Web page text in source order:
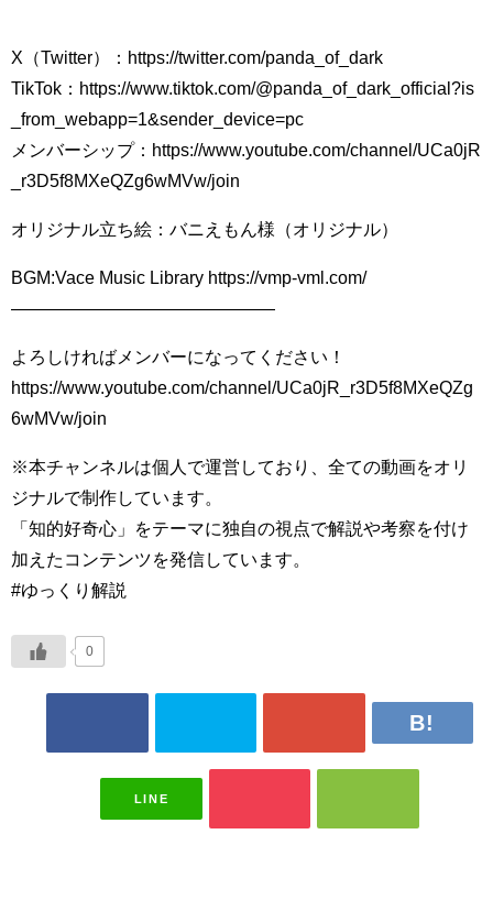
X（Twitter）：https://twitter.com/panda_of_dark
TikTok：https://www.tiktok.com/@panda_of_dark_official?is
_from_webapp=1&sender_device=pc
メンバーシップ：https://www.youtube.com/channel/UCa0jR
_r3D5f8MXeQZg6wMVw/join
オリジナル立ち絵：バニえもん様（オリジナル）
BGM:Vace Music Library https://vmp-vml.com/
———————————————
よろしければメンバーになってください！
https://www.youtube.com/channel/UCa0jR_r3D5f8MXeQZg
6wMVw/join
※本チャンネルは個人で運営しており、全ての動画をオリ
ジナルで制作しています。
「知的好奇心」をテーマに独自の視点で解説や考察を付け
加えたコンテンツを発信しています。
#ゆっくり解説
0
LINE